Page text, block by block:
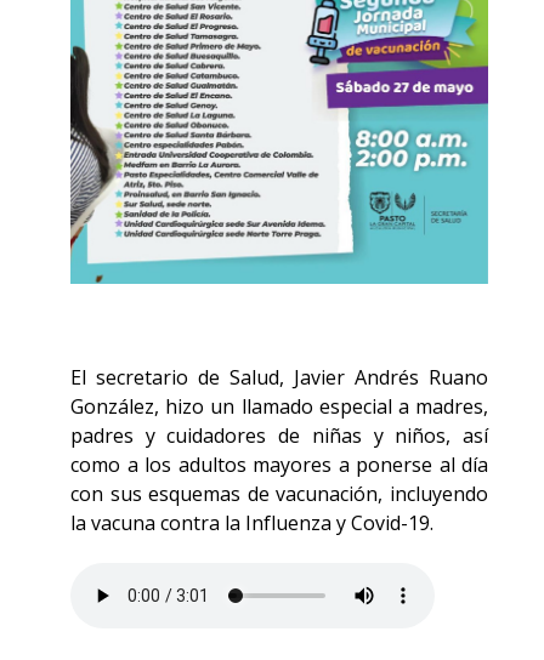
El secretario de Salud, Javier Andrés Ruano
González, hizo un llamado especial a madres,
padres y cuidadores de niñas y niños, así
como a los adultos mayores a ponerse al día
con sus esquemas de vacunación, incluyendo
la vacuna contra la Influenza y Covid-19.